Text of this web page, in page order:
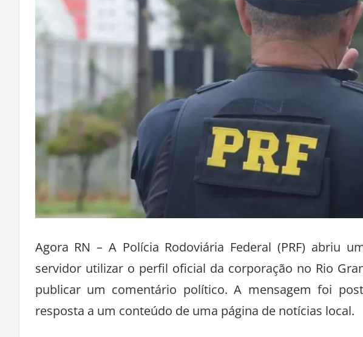
Agora RN – A Polícia Rodoviária Federal (PRF) abriu
servidor utilizar o perfil oficial da corporação no Rio
publicar um comentário político. A mensagem foi
resposta a um conteúdo de uma página de notícias local.